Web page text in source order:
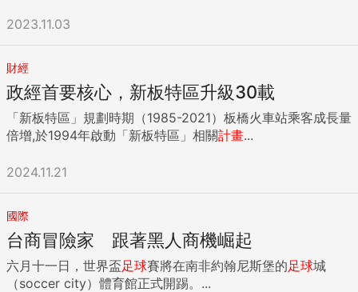
2023.11.03
財經
政經首要核心，新板特區升級30載
「新板特區」規劃時期（1985-2021）板橋火車站乘客成長量
倍增,於1994年啟動「新板特區」相關計畫...
2024.11.21
國際
台商冒險家 跟著黑人商機崛起
六月十一日，世界盃足球賽將在南非約翰尼斯堡的足球城
（soccer city）體育館正式開踢。...